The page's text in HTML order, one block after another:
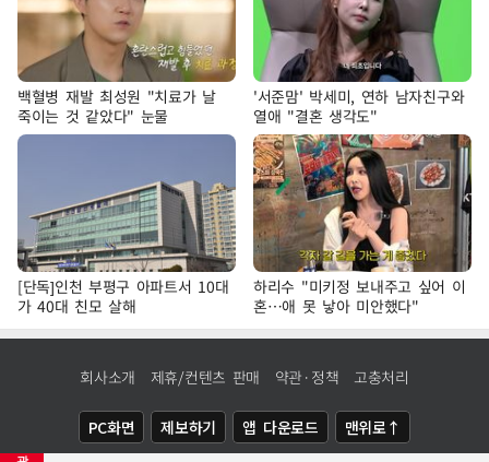
백혈병 재발 최성원 "치료가 날
죽이는 것 같았다" 눈물
'서준맘' 박세미, 연하 남자친구와
열애 "결혼 생각도"
[단독]인천 부평구 아파트서 10대
가 40대 친모 살해
하리수 "미키정 보내주고 싶어 이
혼…애 못 낳아 미안했다"
회사소개 제휴/컨텐츠 판매 약관·정책 고충처리
PC화면 제보하기 앱 다운로드 맨위로↑